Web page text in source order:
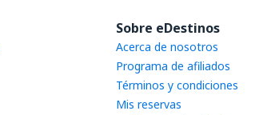
Sobre eDestinos
Acerca de nosotros
Programa de afiliados
Términos y condiciones
Mis reservas